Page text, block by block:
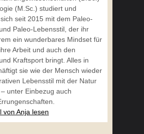
(M.Sc.) studiert und
seit 2015 mit dem Paleo-
Paleo-Lebensstil, der ihr
ein wunderbares Mindset für
Arbeit und auch den
Kraftsport bringt. Alles in
sie wie der Mensch wieder
Lebensstil mit der Natur
unter Einbezug auch
von Anja lesen